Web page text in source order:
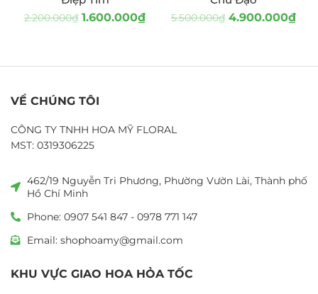
2.200.000₫ 1.600.000₫ 5.500.000₫ 4.900.000₫
VỀ CHÚNG TÔI
CÔNG TY TNHH HOA MỸ FLORAL
MST: 0319306225
462/19 Nguyễn Tri Phương, Phường Vườn Lài, Thành phố
Hồ Chí Minh
Phone: 0907 541 847 - 0978 771 147
Email: shophoamy@gmail.com
KHU VỰC GIAO HOA HỎA TỐC